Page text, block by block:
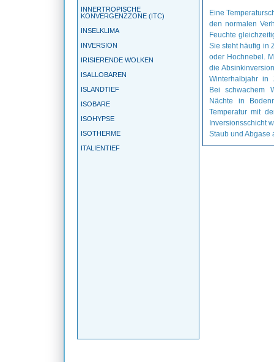
INNERTROPISCHE
KONVERGENZZONE (ITC)
INSELKLIMA
INVERSION
IRISIERENDE WOLKEN
ISALLOBAREN
ISLANDTIEF
ISOBARE
ISOHYPSE
ISOTHERME
ITALIENTIEF
Eine
den normalen
Feuchte
Sie steht häufig in
oder Hochnebel.
die
Winterhalbjahr in
Bei schwachem
Nächte in
Temperatur mit
Inversionsschicht
Staub und Abgase